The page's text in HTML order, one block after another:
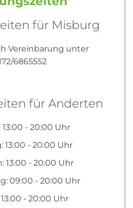
für Misburg
Vereinbarung unter
6865552
für Anderten
- 20:00 Uhr
13:00 - 20:00 Uhr
13:00 - 20:00 Uhr
09:00 - 20:00 Uhr
- 20:00 Uhr